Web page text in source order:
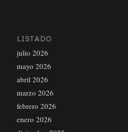
LISTADO
julio 2026
mayo 2026
abril 2026
marzo 2026
febrero 2026
enero 2026